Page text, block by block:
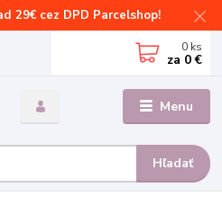
29€ cez DPD Parcelshop!
Menu
Hľadať
0 ks
za 0 €